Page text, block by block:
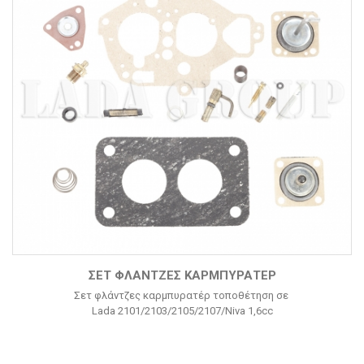
ΣΕΤ ΦΛΆΝΤΖΕΣ ΚΑΡΜΠΥΡΑΤΈΡ
Σετ φλάντζες καρμπυρατέρ τοποθέτηση σε
Lada 2101/2103/2105/2107/Niva 1,6cc